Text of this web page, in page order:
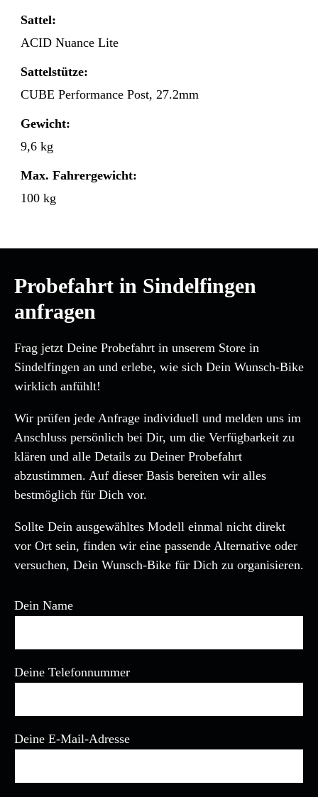
Sattel:
ACID Nuance Lite
Sattelstütze:
CUBE Performance Post, 27.2mm
Gewicht:
9,6 kg
Max. Fahrergewicht:
100 kg
Probefahrt in Sindelfingen
anfragen
Frag jetzt Deine Probefahrt in unserem Store in
Sindelfingen an und erlebe, wie sich Dein Wunsch-Bike
wirklich anfühlt!
Wir prüfen jede Anfrage individuell und melden uns im
Anschluss persönlich bei Dir, um die Verfügbarkeit zu
klären und alle Details zu Deiner Probefahrt
abzustimmen. Auf dieser Basis bereiten wir alles
bestmöglich für Dich vor.
Sollte Dein ausgewähltes Modell einmal nicht direkt
vor Ort sein, finden wir eine passende Alternative oder
versuchen, Dein Wunsch-Bike für Dich zu organisieren.
Dein Name
Deine Telefonnummer
Deine E-Mail-Adresse